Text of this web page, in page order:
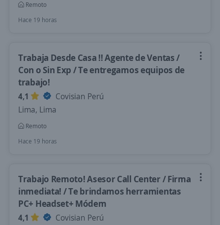
Remoto
Hace 19 horas
Trabaja Desde Casa !! Agente de Ventas /
Con o Sin Exp / Te entregamos equipos de
trabajo!
4,1
Covisian Perú
Lima, Lima
Remoto
Hace 19 horas
Trabajo Remoto! Asesor Call Center / Firma
inmediata! / Te brindamos herramientas
PC+ Headset+ Módem
4,1
Covisian Perú